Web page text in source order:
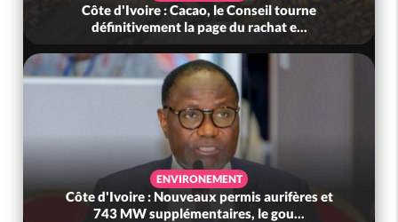
Côte d'Ivoire : Cacao, le Conseil tourne
définitivement la page du rachat e...
ENVIRONEMENT
Côte d'Ivoire : Nouveaux permis aurifères et
743 MW supplémentaires, le gou...